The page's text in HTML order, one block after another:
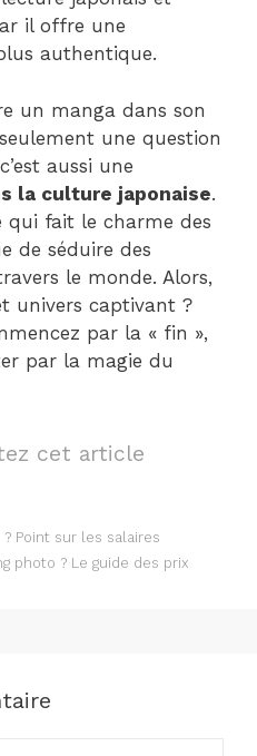
il offre une
authentique.
un manga dans son
une question
aussi une
la culture japonaise.
qui fait le charme des
de séduire des
le monde. Alors,
univers captivant ?
par la « fin »,
par la magie du
cet article
Point sur les salaires
photo ? Le guide des prix